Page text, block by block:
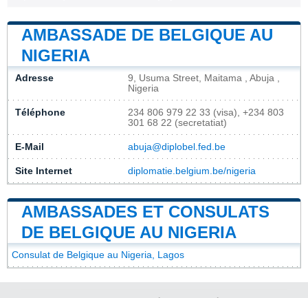
AMBASSADE DE BELGIQUE AU
NIGERIA
Adresse
9, Usuma Street, Maitama , Abuja ,
Nigeria
Téléphone
234 806 979 22 33 (visa), +234 803
301 68 22 (secretatiat)
E-Mail abuja@diplobel.fed.be
Site Internet diplomatie.belgium.be/nigeria
AMBASSADES ET CONSULATS
DE BELGIQUE AU NIGERIA
Consulat de Belgique au Nigeria, Lagos